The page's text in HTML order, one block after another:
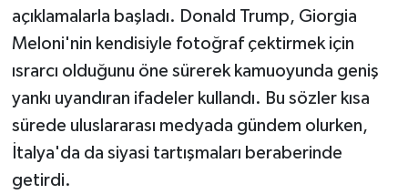
açıklamalarla başladı. Donald Trump, Giorgia
Meloni'nin kendisiyle fotoğraf çektirmek için
ısrarcı olduğunu öne sürerek kamuoyunda geniş
yankı uyandıran ifadeler kullandı. Bu sözler kısa
sürede uluslararası medyada gündem olurken,
İtalya'da da siyasi tartışmaları beraberinde
getirdi.